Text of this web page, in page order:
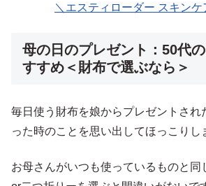
＼エスティローダー スキンケ
母の日のプレゼント：50代
すすめ＜財布で選ぶなら＞
毎日使う財布を娘からプレゼントされ
った時のことを思い出してほっこりし
お母さんがいつも使っているものと同